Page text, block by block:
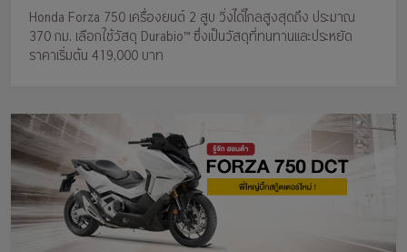
Honda Forza 750 เครื่องยนต์ 2 สูบ วิ่งได้ไกลสูงสุดถึง ประมาณ
370 กม. เลือกใช้วัสดุ Durabio™ ซึ่งเป็นวัสดุที่ทนทานและประหยัด
ราคาเริ่มต้น 419,000 บาท